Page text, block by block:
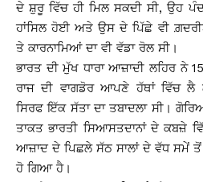
ਦੇ ਸ਼ੁਰੂ ਵਿੱਚ ਹੀ ਮਿਲ ਸਕਦੀ ਸੀ, ਉਹ
ਹਾਂਸਿਲ ਹੋਈ ਅਤੇ ਉਸ ਦੇ ਪਿੱਛੇ ਵੀ
ਤੇ ਕਾਰਨਾਮਿਆਂ ਦਾ ਵੀ ਵੱਡਾ ਰੋਲ ਸੀ।
ਭਾਰਤ ਦੀ ਮੁੱਖ ਧਾਰਾ ਆਜ਼ਾਦੀ ਲਹਿਰ ਨੇ
ਰਾਜ ਦੀ ਵਾਗਡੋਰ ਆਪਣੇ ਹੱਥਾਂ ਵਿੱਚ
ਸਿਰਫ ਇੱਕ ਸੱਤਾ ਦਾ ਤਬਾਦਲਾ ਸੀ।
ਤਾਕਤ ਭਾਰਤੀ ਸਿਆਸਤਦਾਨਾਂ ਦੇ ਕਬਜ਼ੇ
ਆਜ਼ਾਦ ਦੇ ਪਿਛਲੇ ਸੱਠ ਸਾਲਾਂ ਦੇ ਵੱਧ ਸਮੇਂ ਤੋਂ
ਹੋ ਗਿਆ ਹੈ।